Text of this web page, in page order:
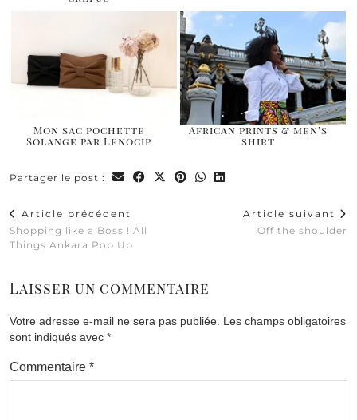
Mon sac pochette
Solange par Lenocip
African prints & men’s
shirt
Partager le post :
Article précédent
Shopping like a Boss ! All
Things Ankara Pop Up
Article suivant
Off the shoulder
Laisser un commentaire
Votre adresse e-mail ne sera pas publiée. Les champs obligatoires
sont indiqués avec *
Commentaire *